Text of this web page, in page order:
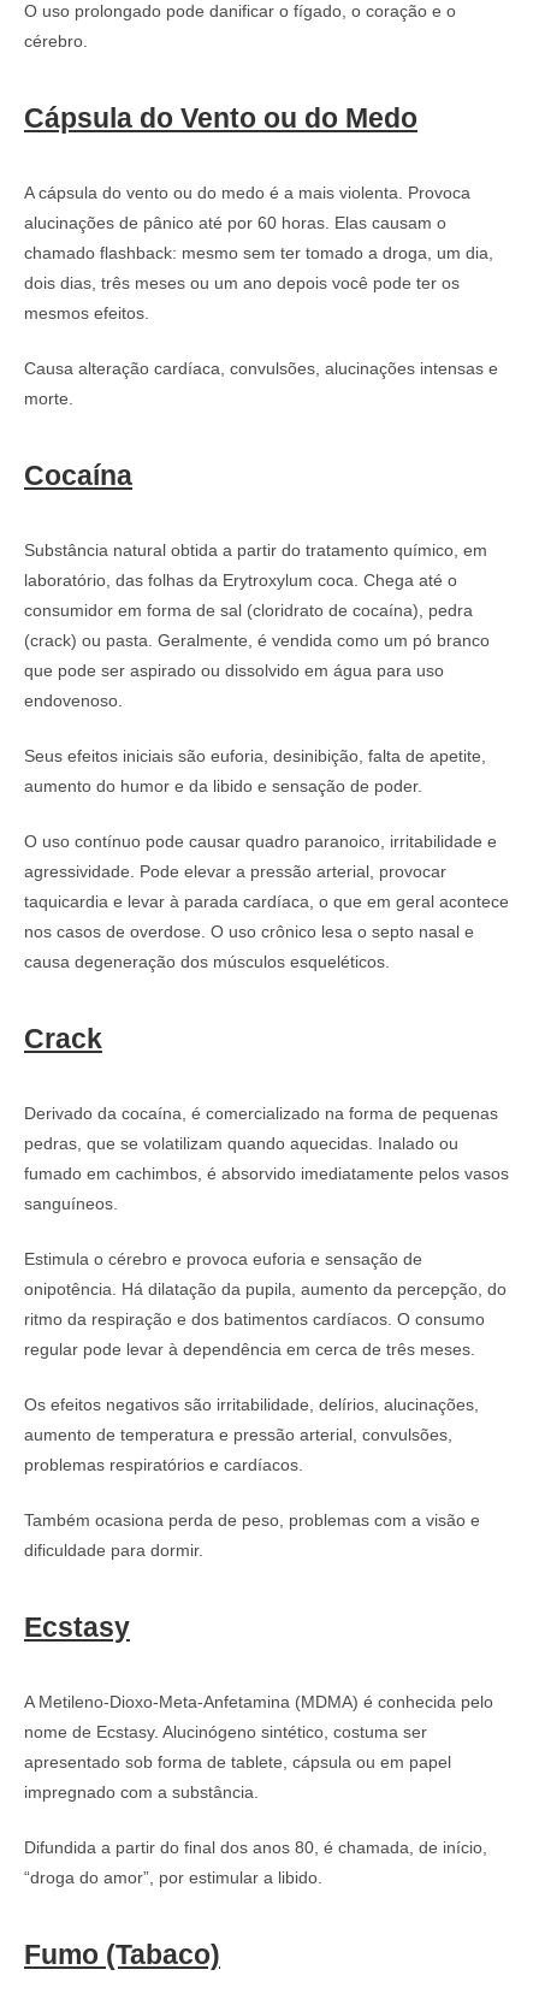
O uso prolongado pode danificar o fígado, o coração e o
cérebro.
Cápsula do Vento ou do Medo
A cápsula do vento ou do medo é a mais violenta. Provoca
alucinações de pânico até por 60 horas. Elas causam o
chamado flashback: mesmo sem ter tomado a droga, um dia,
dois dias, três meses ou um ano depois você pode ter os
mesmos efeitos.
Causa alteração cardíaca, convulsões, alucinações intensas e
morte.
Cocaína
Substância natural obtida a partir do tratamento químico, em
laboratório, das folhas da Erytroxylum coca. Chega até o
consumidor em forma de sal (cloridrato de cocaína), pedra
(crack) ou pasta. Geralmente, é vendida como um pó branco
que pode ser aspirado ou dissolvido em água para uso
endovenoso.
Seus efeitos iniciais são euforia, desinibição, falta de apetite,
aumento do humor e da libido e sensação de poder.
O uso contínuo pode causar quadro paranoico, irritabilidade e
agressividade. Pode elevar a pressão arterial, provocar
taquicardia e levar à parada cardíaca, o que em geral acontece
nos casos de overdose. O uso crônico lesa o septo nasal e
causa degeneração dos músculos esqueléticos.
Crack
Derivado da cocaína, é comercializado na forma de pequenas
pedras, que se volatilizam quando aquecidas. Inalado ou
fumado em cachimbos, é absorvido imediatamente pelos vasos
sanguíneos.
Estimula o cérebro e provoca euforia e sensação de
onipotência. Há dilatação da pupila, aumento da percepção, do
ritmo da respiração e dos batimentos cardíacos. O consumo
regular pode levar à dependência em cerca de três meses.
Os efeitos negativos são irritabilidade, delírios, alucinações,
aumento de temperatura e pressão arterial, convulsões,
problemas respiratórios e cardíacos.
Também ocasiona perda de peso, problemas com a visão e
dificuldade para dormir.
Ecstasy
A Metileno-Dioxo-Meta-Anfetamina (MDMA) é conhecida pelo
nome de Ecstasy. Alucinógeno sintético, costuma ser
apresentado sob forma de tablete, cápsula ou em papel
impregnado com a substância.
Difundida a partir do final dos anos 80, é chamada, de início,
“droga do amor”, por estimular a libido.
Fumo (Tabaco)